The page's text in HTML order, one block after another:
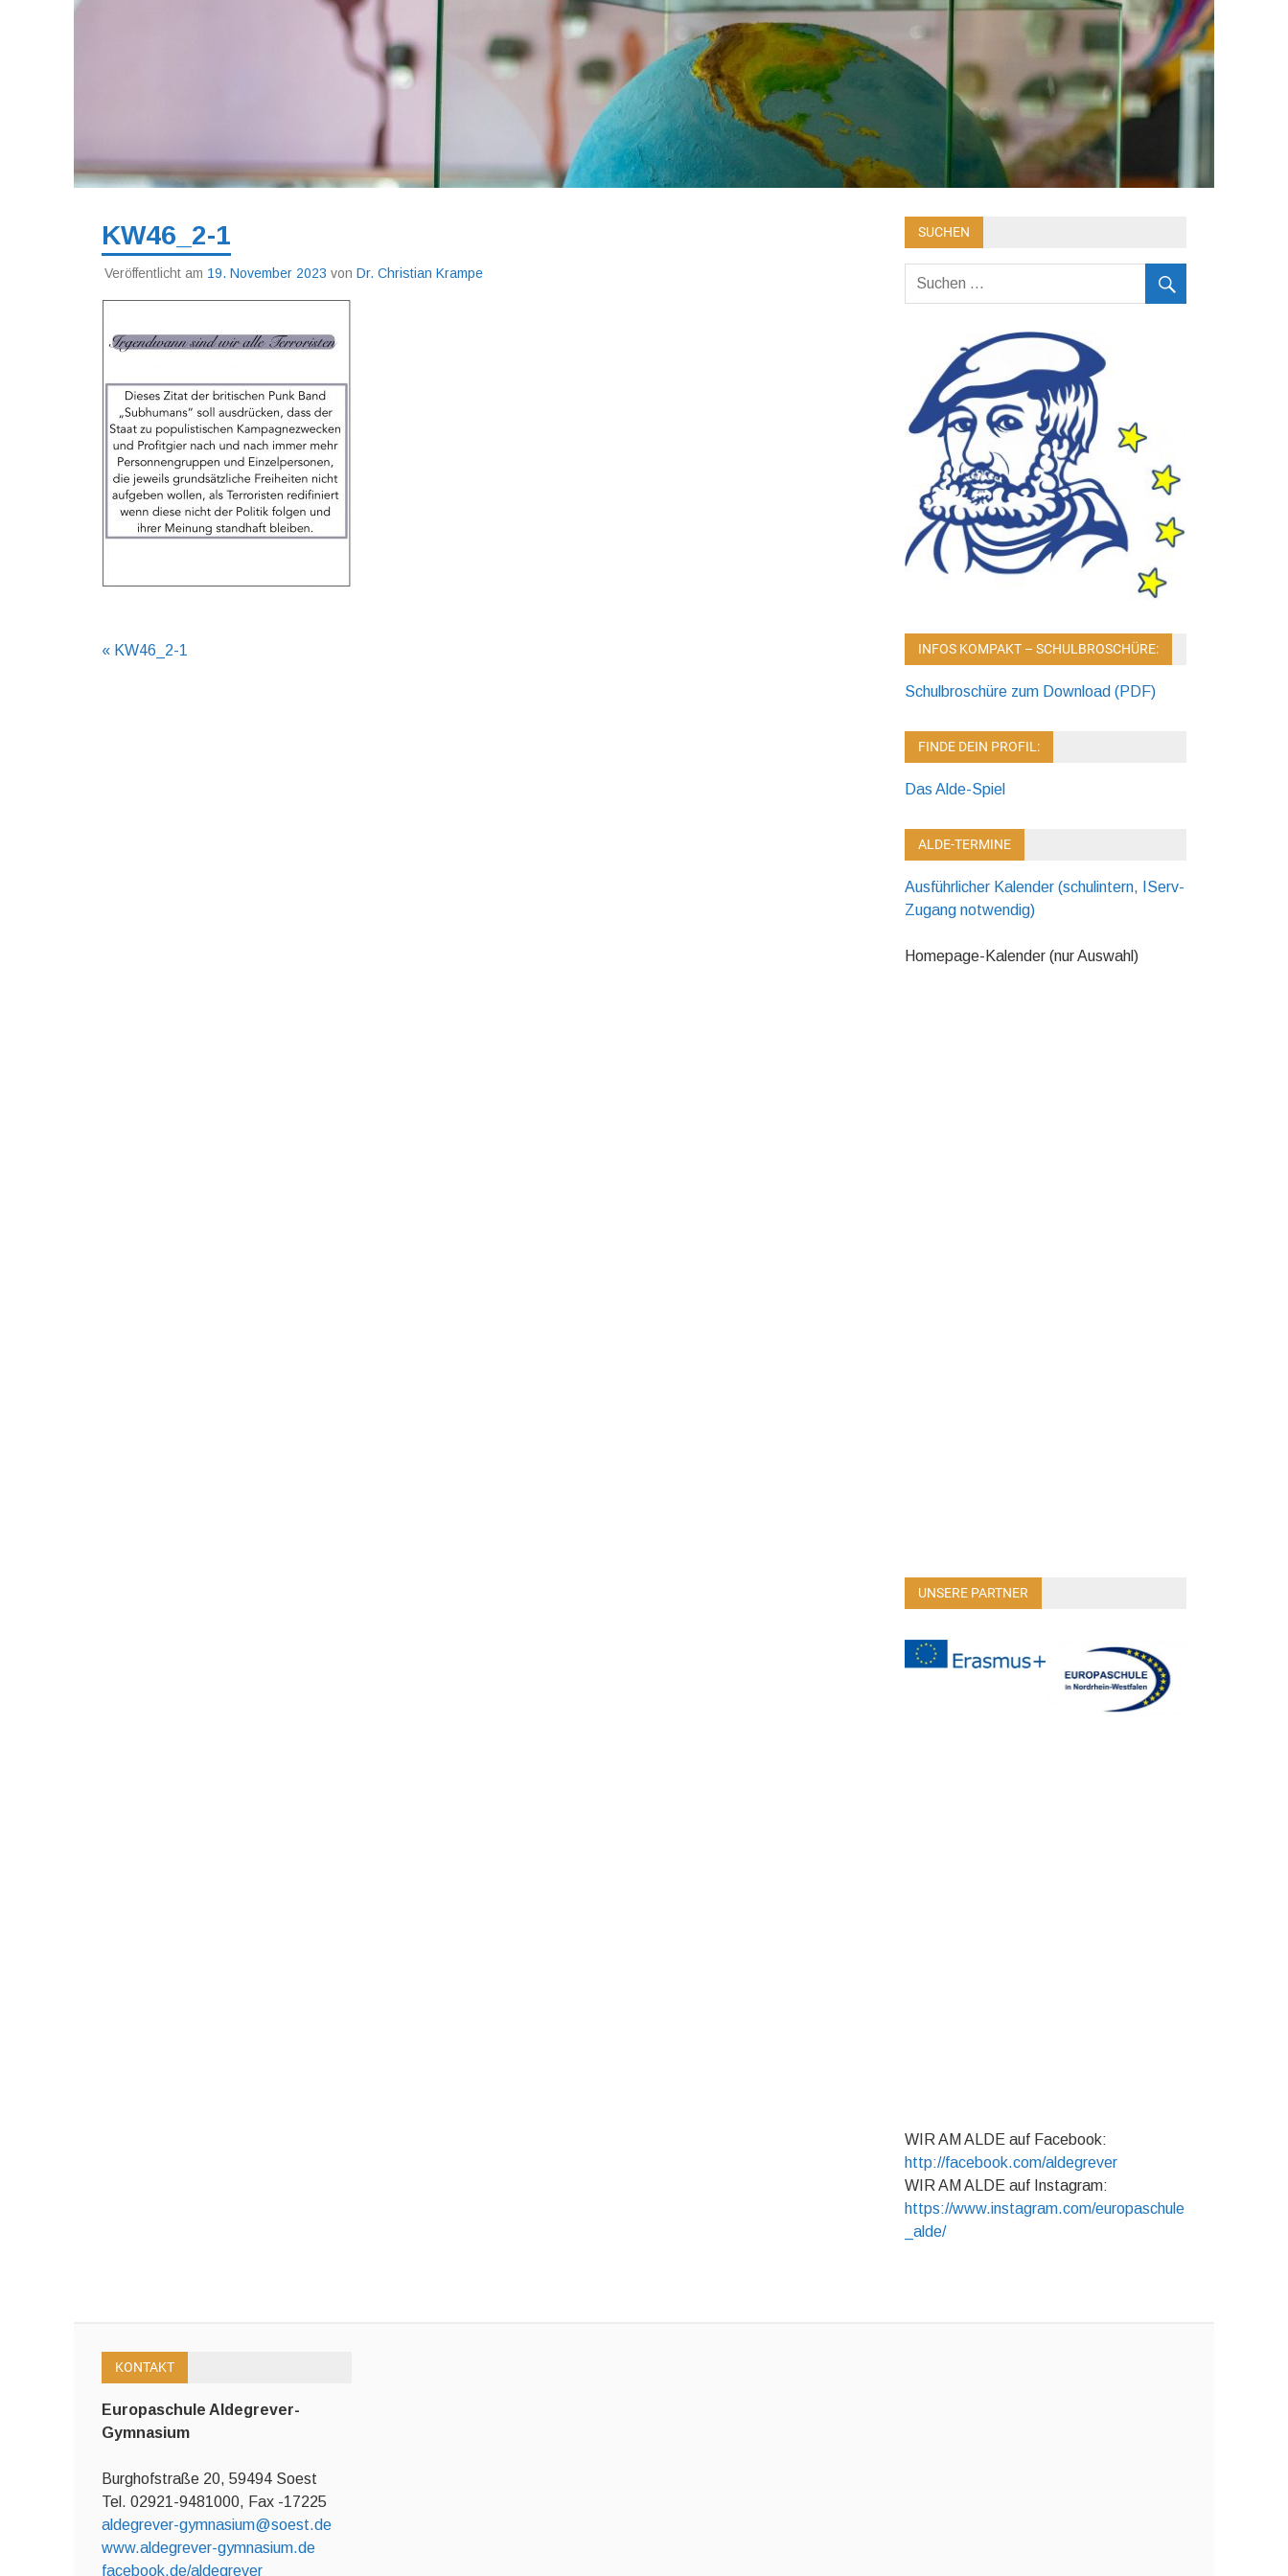
KW46_2-1
Veröffentlicht am 19. November 2023 von Dr. Christian Krampe
Beitragsnavigation
« KW46_2-1
SUCHEN
INFOS KOMPAKT – SCHULBROSCHÜRE:
Schulbroschüre zum Download (PDF)
FINDE DEIN PROFIL:
Das Alde-Spiel
ALDE-TERMINE
Ausführlicher Kalender (schulintern, IServ-
Zugang notwendig)
Homepage-Kalender (nur Auswahl)
UNSERE PARTNER
WIR AM ALDE auf Facebook:
http://facebook.com/aldegrever
WIR AM ALDE auf Instagram:
https://www.instagram.com/europaschule
_alde/
KONTAKT
Europaschule Aldegrever-
Gymnasium
Burghofstraße 20, 59494 Soest
Tel. 02921-9481000, Fax -17225
aldegrever-gymnasium@soest.de
www.aldegrever-gymnasium.de
facebook.de/aldegrever